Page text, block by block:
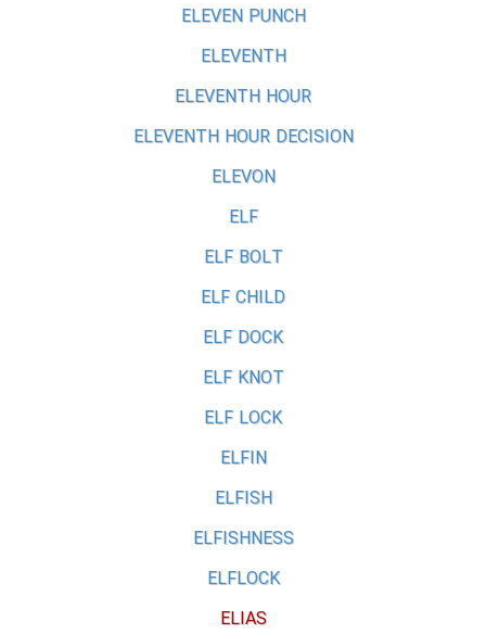
ELEVEN PUNCH
ELEVENTH
ELEVENTH HOUR
ELEVENTH HOUR DECISION
ELEVON
ELF
ELF BOLT
ELF CHILD
ELF DOCK
ELF KNOT
ELF LOCK
ELFIN
ELFISH
ELFISHNESS
ELFLOCK
ELIAS